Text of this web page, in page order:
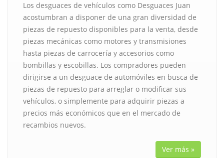
Los desguaces de vehículos como Desguaces Juan
acostumbran a disponer de una gran diversidad de
piezas de repuesto disponibles para la venta, desde
piezas mecánicas como motores y transmisiones
hasta piezas de carrocería y accesorios como
bombillas y escobillas. Los compradores pueden
dirigirse a un desguace de automóviles en busca de
piezas de repuesto para arreglar o modificar sus
vehículos, o simplemente para adquirir piezas a
precios más económicos que en el mercado de
recambios nuevos.
Ver más »